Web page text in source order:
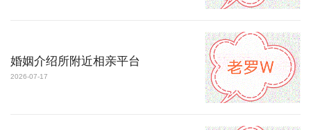
婚姻介绍所附近相亲平台
2026-07-17